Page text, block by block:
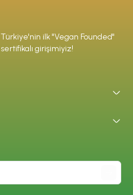
Türkiye'nin ilk "Vegan Founded"
sertifikalı girişimiyiz!